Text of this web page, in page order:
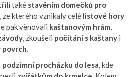
také stavěním domečků pro
, ze kterého vznikaly celé listové hory
pak věnovali kaštanovým hrám,
, zkoušeli počítání s kaštany i
povrch.
podzimní procházku do lesa, kde